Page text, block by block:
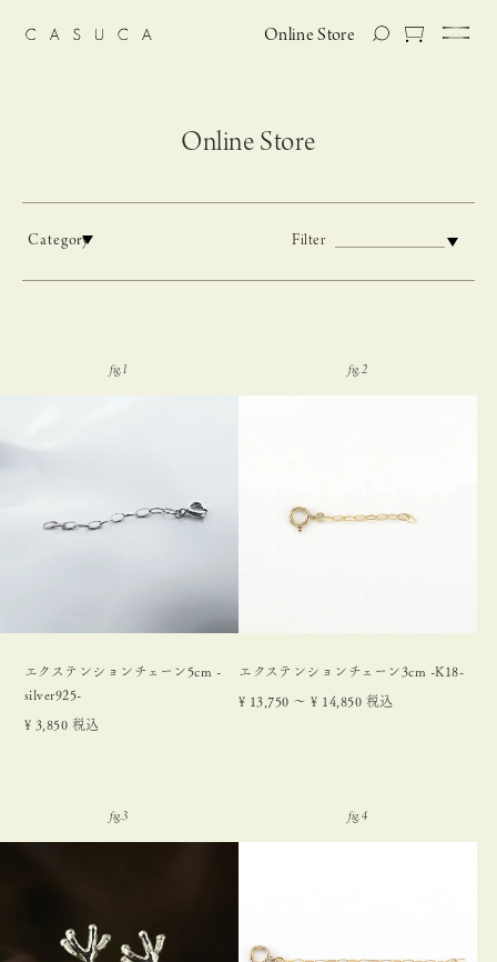
Online Store
Online Store
Category Filter
エクステンションチェーン5cm -
silver925-
¥ 3,850 税込
エクステンションチェーン3cm -K18-
¥ 13,750 〜 ¥ 14,850 税込